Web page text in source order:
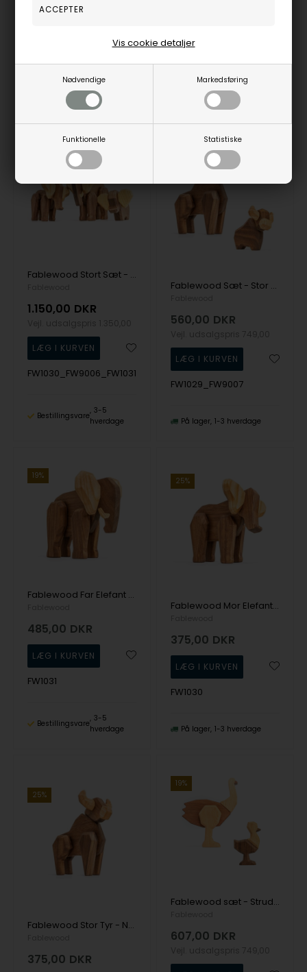
Nødvendige Markedsføring
Funktionelle Statistiske
Vis cookie detaljer
Vejl. udsalgspris
Bestillingsvare
3-5
hverdage
Bestillingsvare
3-5
hverdage
Fablewood Stort Sæt - Mor Elefant, Far Elefant & Lille Elefant - Træfigur sammensat med magneter
1.150,00 DKR
FW1030_FW9006_FW1031
Bestillingsvare
3-5
hverdage
Fablewood Sæt - Stor Tyr & lille tyr - Træfigur sammensat med magneter
560,00 DKR
FW1029_FW9007
På lager 1-3 hverdage
19%
Fablewood Far Elefant - Gigantisk. Rolig. Magtfuld. - Træfigur sammensat med magneter
485,00 DKR
FW1031
Bestillingsvare
3-5
hverdage
25%
Fablewood Mor Elefant - Blid. Mægtig. Kærlig. - Træfigur sammensat med magneter
375,00 DKR
FW1030
På lager 1-3 hverdage
25%
Fablewood Stor Tyr - Nobel. Stærk. Beskyttende. - Træfigur sammensat med magneter
375,00 DKR
19%
Fablewood sæt - Struds og unge - Træfigur sammensat med magneter
607,00 DKR